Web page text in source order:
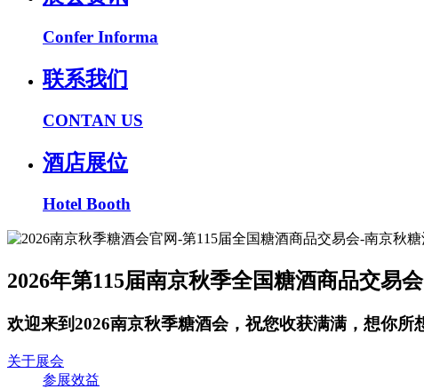
Confer Informa
联系我们
CONTAN US
酒店展位
Hotel Booth
2026年第115届南京秋季全国糖酒商品交易会
欢迎来到2026南京秋季糖酒会，祝您收获满满，想你所
关于展会
参展效益